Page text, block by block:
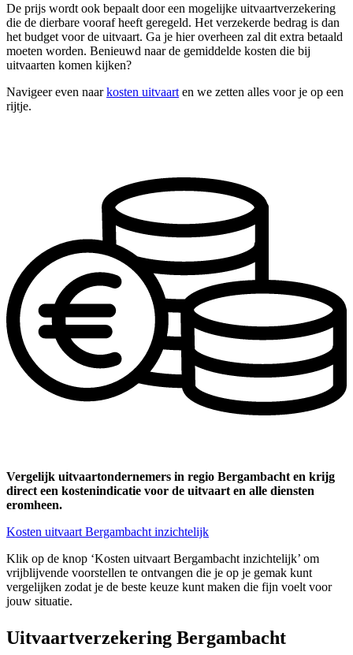
De prijs wordt ook bepaalt door een mogelijke uitvaartverzekering
die de dierbare vooraf heeft geregeld. Het verzekerde bedrag is dan
het budget voor de uitvaart. Ga je hier overheen zal dit extra betaald
moeten worden. Benieuwd naar de gemiddelde kosten die bij
uitvaarten komen kijken?
Navigeer even naarkosten uitvaart en we zetten alles voor je op een
rijtje.
Vergelijk uitvaartondernemers in regio Bergambacht en krijg
direct een kostenindicatie voor de uitvaart en alle diensten
eromheen.
Kosten uitvaart Bergambacht inzichtelijk
Klik op de knop ‘Kosten uitvaart Bergambacht inzichtelijk’ om
vrijblijvende voorstellen te ontvangen die je op je gemak kunt
vergelijken zodat je de beste keuze kunt maken die fijn voelt voor
jouw situatie.
Uitvaartverzekering Bergambacht